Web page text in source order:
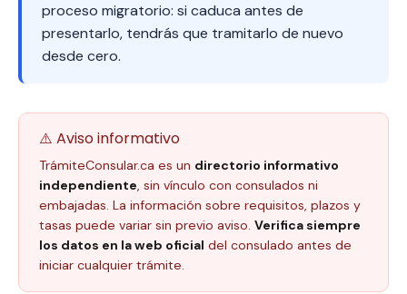
proceso migratorio: si caduca antes de
presentarlo, tendrás que tramitarlo de nuevo
desde cero.
⚠️ Aviso informativo
TrámiteConsular.ca es un directorio informativo
independiente, sin vínculo con consulados ni
embajadas. La información sobre requisitos, plazos y
tasas puede variar sin previo aviso. Verifica siempre
los datos en la web oficial del consulado antes de
iniciar cualquier trámite.